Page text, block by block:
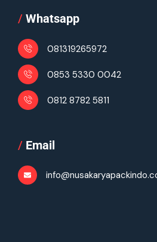
/ Whatsapp
081319265972
0853 5330 0042
0812 8782 5811
/ Email